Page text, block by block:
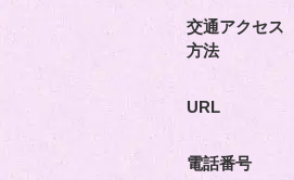
交通アクセス
方法
URL
電話番号